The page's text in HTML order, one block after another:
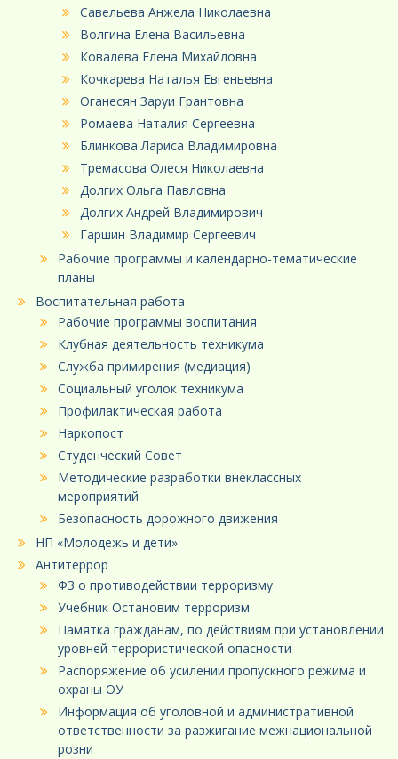
Савельева Анжела Николаевна
Волгина Елена Васильевна
Ковалева Елена Михайловна
Кочкарева Наталья Евгеньевна
Оганесян Заруи Грантовна
Ромаева Наталия Сергеевна
Блинкова Лариса Владимировна
Тремасова Олеся Николаевна
Долгих Ольга Павловна
Долгих Андрей Владимирович
Гаршин Владимир Сергеевич
Рабочие программы и календарно-тематические
планы
Воспитательная работа
Рабочие программы воспитания
Клубная деятельность техникума
Служба примирения (медиация)
Социальный уголок техникума
Профилактическая работа
Наркопост
Студенческий Совет
Методические разработки внеклассных
мероприятий
Безопасность дорожного движения
НП «Молодежь и дети»
Антитеррор
ФЗ о противодействии терроризму
Учебник Остановим терроризм
Памятка гражданам, по действиям при установлении
уровней террористической опасности
Распоряжение об усилении пропускного режима и
охраны ОУ
Информация об уголовной и административной
ответственности за разжигание межнациональной
розни